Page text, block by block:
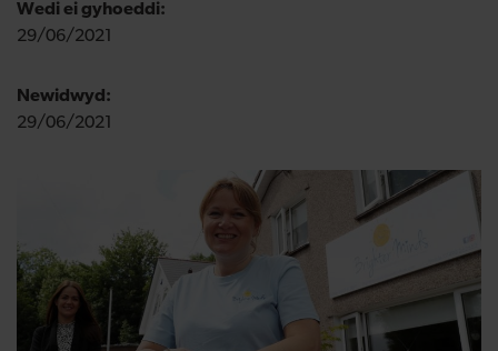
Wedi ei gyhoeddi:
29/06/2021
Newidwyd:
29/06/2021